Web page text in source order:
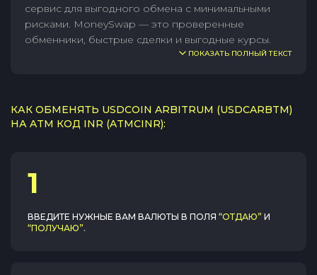
сервис для выгодного обмена с минимальными
рисками. MoneySwap — это проверенные
обменники, быстрые сделки и выгодные курсы.
ПОКАЗАТЬ ПОЛНЫЙ ТЕКСТ
КАК ОБМЕНЯТЬ USDCOIN ARBITRUM (USDCARBTM)
НА ATM КОД INR (ATMCINR):
1
ВВЕДИТЕ НУЖНЫЕ ВАМ ВАЛЮТЫ В ПОЛЯ “ОТДАЮ” И
“ПОЛУЧАЮ”.